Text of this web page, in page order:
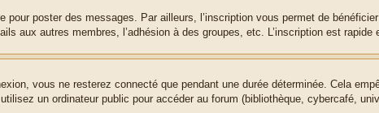
poster des messages. Par ailleurs, l’inscription vous permet de
aux autres membres, l’adhésion à des groupes, etc. L’inscription est rapide
vous ne resterez connecté que pendant une durée déterminée. Cela
un ordinateur public pour accéder au forum (bibliothèque, cybercafé,